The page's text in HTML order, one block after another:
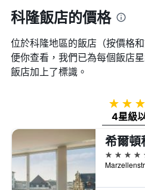
均
價
格。
平
均
格
科隆飯店的價格
位於科隆​地區的飯店（按價格
便你查看，我們已為每個飯店
飯店加上了標識。
4
4星級
5星級